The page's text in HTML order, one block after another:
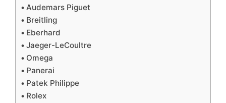
Audemars Piguet
Breitling
Eberhard
Jaeger-LeCoultre
Omega
Panerai
Patek Philippe
Rolex